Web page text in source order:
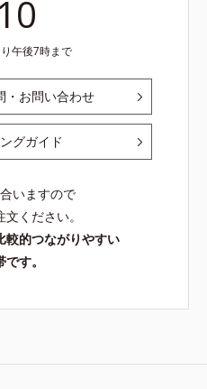
午後7時まで
・お問い合わせ
グガイド
いますので
ください。
較的つながりやすい
す。